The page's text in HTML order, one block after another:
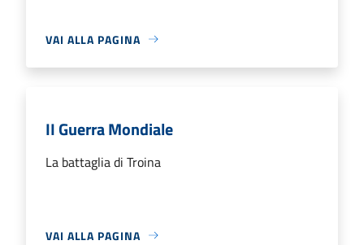
VAI ALLA PAGINA
II Guerra Mondiale
La battaglia di Troina
VAI ALLA PAGINA